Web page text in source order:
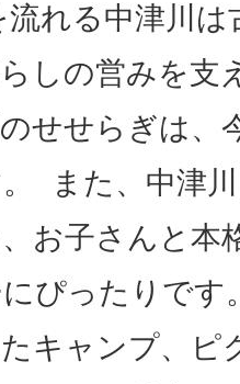
れる中津川
しの営みを支
せせらぎは、
また、中津
お子さんと本
ぴったりです
キャンプ、ピ